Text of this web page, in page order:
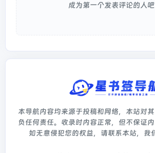
成为第一个发表评论的人吧
本导航内容均来源于投稿和网络，本站对
负任何责任。收录时内容正常，但不保证内
如无意侵犯您的权益，请联系本站，我